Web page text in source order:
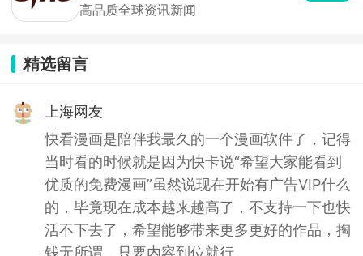
高品质全球资讯新闻
精选留言
上海网友
快看漫画是陪伴我最久的一个漫画软件了，记得
当时看的时候就是因为快卡说“希望大家能看到
优质的免费漫画”虽然说现在开始有广告VIP什么
的，毕竟现在成本越来越高了，不支持一下也快
活不下去了，希望能够带来更多更好的作品，掏